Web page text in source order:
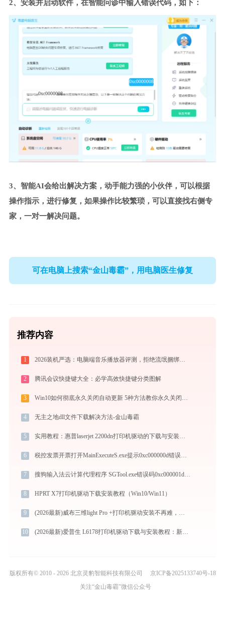
2、安装并启动软件，在智能问诊中输入错误代码，如下：
0xc0000008
0xc0000008
3、智能AI会给出解决方案，动手能力强的小伙伴，可以根据
操作指示，进行修复，如果操作比较繁琐，可以直接找右侧专
家，一对一解决问题。
可在电脑上搜索“金山毒霸”，用电脑医生修复
推荐内容
1 2026装机严选：电脑端音乐播放器评测，拒绝流氓捆绑，还原极致无损心流音质
2 腾讯会议快捷键大全：必学高效快捷键分类图解
3 Win10如何彻底永久关闭自动更新 5种方法教你永久关闭win10自动更新
4 无主之地dll文件下载解决方法-金山毒霸
5 实用教程：惠普laserjet 2200dn打印机驱动的下载与安装技巧
6 税控发票开票打开MainExecuteS.exe提示0xc000000d错误码怎么办
7 搜狗输入法云计算代理程序 SGTool.exe错误码0xc000001d处理办法
8 HPRT X7打印机驱动下载安装教程（Win10/Win11）
9 (2026最新)威布三维light Pro +打印机驱动安装不再难，跟着这些步骤一学就会
10 (2026最新)爱普生 L6178打印机驱动下载与安装教程：新手也能轻松搞定
版权所有© 2010 - 2026 北京灵豹智能科技有限公司
京ICP备2025133740号-18
关注“金山毒霸”微信公众号